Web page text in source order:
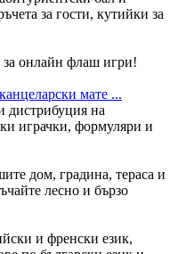
за гости, кутийки за
онлайн флаш игри!
мате ...
дистрибуция на
играчки, формуляри и
дом, градина, тераса и
лесно и бързо
и френски език,